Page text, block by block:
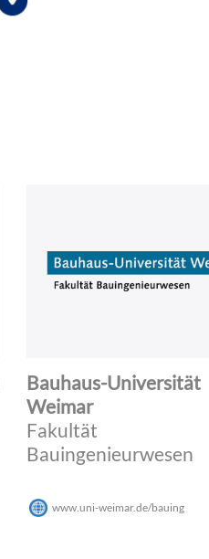
Bauhaus-Universität
Weimar
Fakultät
Bauingenieurwesen
www.uni-weimar.de/bauing